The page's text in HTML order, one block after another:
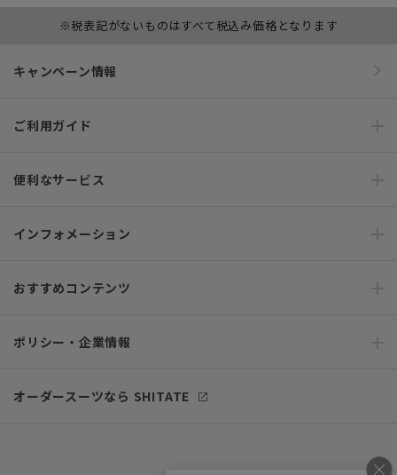
※税表記がないものはすべて税込み価格となります
キャンペーン情報
ご利用ガイド
便利なサービス
インフォメーション
おすすめコンテンツ
ポリシー・企業情報
オーダースーツなら SHITATE